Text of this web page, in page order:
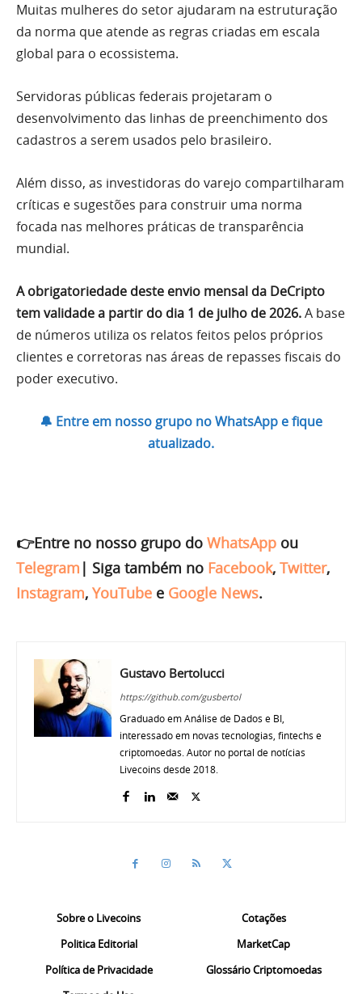
Muitas mulheres do setor ajudaram na estruturação
da norma que atende as regras criadas em escala
global para o ecossistema.
Servidoras públicas federais projetaram o
desenvolvimento das linhas de preenchimento dos
cadastros a serem usados pelo brasileiro.
Além disso, as investidoras do varejo compartilharam
críticas e sugestões para construir uma norma
focada nas melhores práticas de transparência
mundial.
A obrigatoriedade deste envio mensal da DeCripto
tem validade a partir do dia 1 de julho de 2026.A base
de números utiliza os relatos feitos pelos próprios
clientes e corretoras nas áreas de repasses fiscais do
poder executivo.
🔔 Entre em nosso grupo no WhatsApp e fique
atualizado.
👉Entre no nosso grupo do WhatsApp ou
Telegram | Siga também no Facebook, Twitter,
Instagram, YouTube e Google News.
Gustavo Bertolucci
https://github.com/gusbertol
Graduado em Análise de Dados e BI,
interessado em novas tecnologias, fintechs e
criptomoedas. Autor no portal de notícias
Livecoins desde 2018.
Sobre o Livecoins
Politica Editorial
Política de Privacidade
Cotações
MarketCap
Glossário Criptomoedas